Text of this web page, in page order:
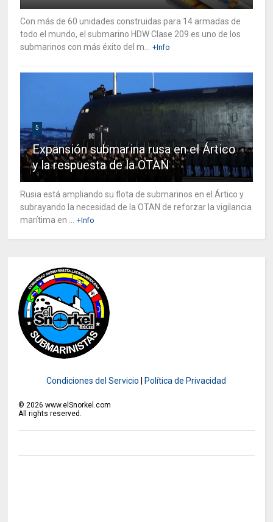
Con más de 60 unidades construidas para 14 armadas de
todo el mundo, el submarino HDW Clase 209 es uno de los
submarinos con más éxito del m...
+Info
5
Expansión submarina rusa en el Ártico
y la respuesta de la OTAN
Rusia está ampliando su flota de submarinos en el Ártico y
subrayando la necesidad de la OTAN de reforzar la vigilancia
marítima en ...
+Info
Condiciones del Servicio Política de Privacidad
© 2026 www.elSnorkel.com
All rights reserved.